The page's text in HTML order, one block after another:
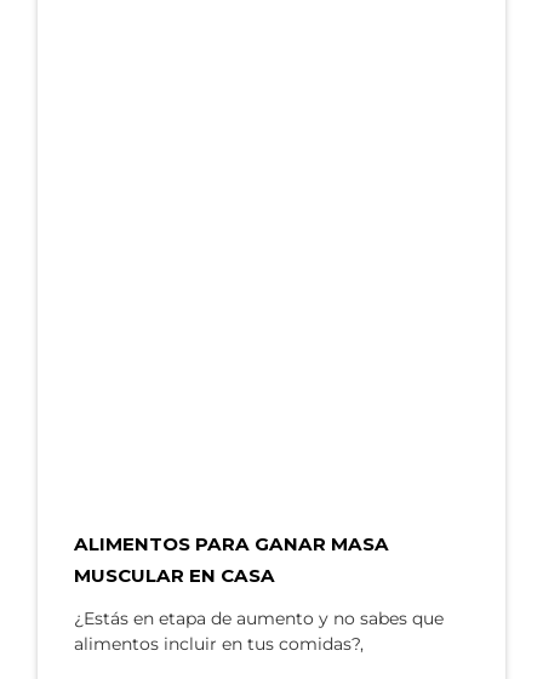
ALIMENTOS PARA GANAR MASA
MUSCULAR EN CASA
¿Estás en etapa de aumento y no sabes que
alimentos incluir en tus comidas?,